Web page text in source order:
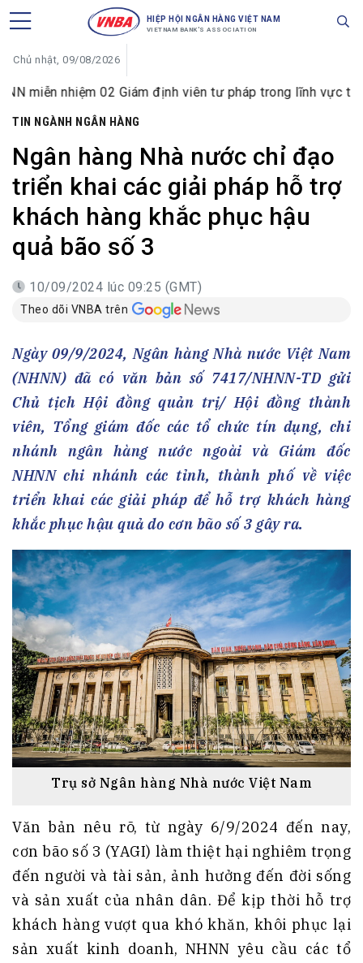
HIỆP HỘI NGÂN HÀNG VIỆT NAM
VIETNAM BANK'S ASSOCIATION
Chủ nhật, 09/08/2026
02 Giám định viên tư pháp trong lĩnh vực tiền tệ và
TIN NGÀNH NGÂN HÀNG
Ngân hàng Nhà nước chỉ đạo
triển khai các giải pháp hỗ trợ
khách hàng khắc phục hậu
quả bão số 3
10/09/2024 lúc 09:25 (GMT)
Theo dõi VNBA trên
Ngày 09/9/2024, Ngân hàng Nhà nước Việt Nam
(NHNN) đã có văn bản số 7417/NHNN-TD gửi
Chủ tịch Hội đồng quản trị/ Hội đồng thành
viên, Tổng giám đốc các tổ chức tín dụng, chi
nhánh ngân hàng nước ngoài và Giám đốc
NHNN chi nhánh các tỉnh, thành phố về việc
triển khai các giải pháp để hỗ trợ khách hàng
khắc phục hậu quả do cơn bão số 3 gây ra.
Trụ sở Ngân hàng Nhà nước Việt Nam
Văn bản nêu rõ, từ ngày 6/9/2024 đến nay,
cơn bão số 3 (YAGI) làm thiệt hại nghiêm trọng
đến người và tài sản, ảnh hưởng đến đời sống
và sản xuất của nhân dân. Để kịp thời hỗ trợ
khách hàng vượt qua khó khăn, khôi phục lại
sản xuất kinh doanh, NHNN yêu cầu các tổ